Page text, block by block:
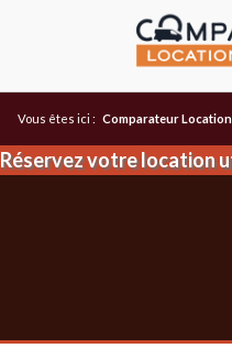
Vous êtes ici : Comparateur
Réservez votre location